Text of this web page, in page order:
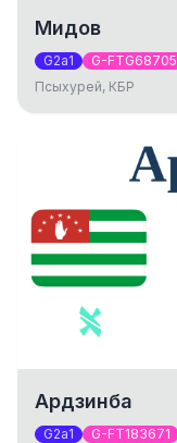
Мидов
G2a1 G-FTG68705
Псыхурей, КБР
Ардзинба
G2a1 G-FT183671